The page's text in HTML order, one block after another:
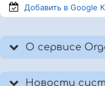
Добавить в Google
О сервисе
Новости